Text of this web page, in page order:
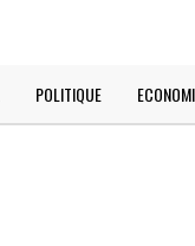
POLITIQUE